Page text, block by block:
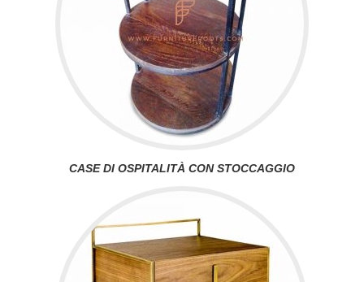
CASE DI OSPITALITÀ CON STOCCAGGIO